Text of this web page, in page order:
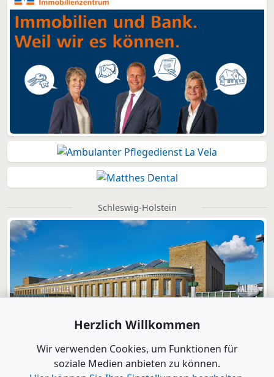
Schleswig-Holstein
Herzlich Willkommen
Wir verwenden Cookies, um Funktionen für
soziale Medien anbieten zu können.